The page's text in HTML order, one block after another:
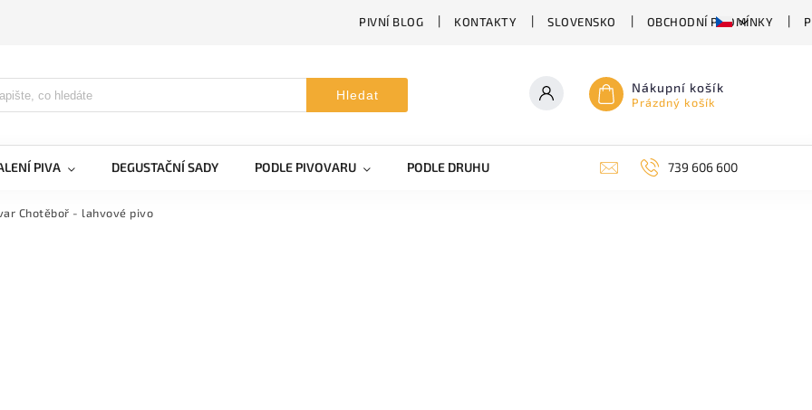
PIVNÍ BLOG KONTAKTY SLOVENSKO OBCHODNÍ PODMÍNKY
Hledat Nákupní košík
Prázdný košík
PIVA DEGUSTAČNÍ SADY PODLE PIVOVARU PODLE DRUHU PIVA SUDOVÉ PIVO PIVO V PLECHU
739 606 600
Chotěboř - lahvové pivo